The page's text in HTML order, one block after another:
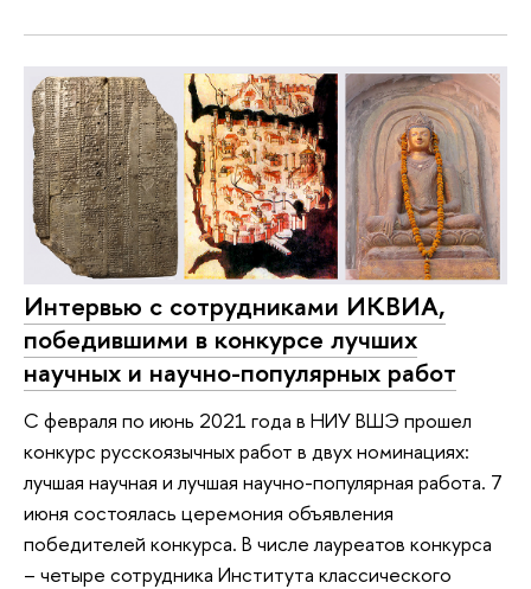
Интервью с сотрудниками ИКВИА,
победившими в конкурсе лучших
научных и научно-популярных работ
С февраля по июнь 2021 года в НИУ ВШЭ прошел
конкурс русскоязычных работ в двух номинациях:
лучшая научная и лучшая научно-популярная работа. 7
июня состоялась церемония объявления
победителей конкурса. В числе лауреатов конкурса
– четыре сотрудника Института классического